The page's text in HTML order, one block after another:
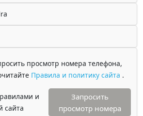
просмотр номера телефона,
Правила и политику сайта .
и
сайта
Запросить
просмотр номера